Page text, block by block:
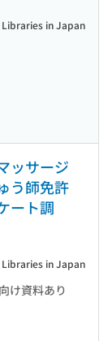
in Japan
ッサージ
う師免許
ート調
け資料あり
in Japan